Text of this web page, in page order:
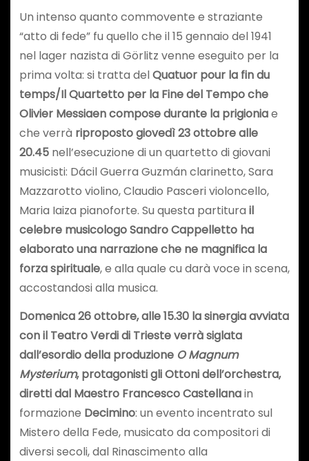
Un intenso quanto commovente e straziante
“atto di fede” fu quello che il 15 gennaio del 1941
nel lager nazista di Görlitz venne eseguito per la
prima volta: si tratta delQuatuor pour la fin du
temps/Il Quartetto per la Fine del Tempo che
Olivier Messiaen compose durante la prigioniae
che verrà riproposto giovedì 23 ottobre alle
20.45nell’esecuzione di un quartetto di giovani
musicisti: Dácil Guerra Guzmán clarinetto, Sara
Mazzarotto violino, Claudio Pasceri violoncello,
Maria Iaiza pianoforte. Su questa partitura il
celebre musicologo Sandro Cappelletto ha
elaborato una narrazione che ne magnifica la
forza spirituale, e alla quale cu darà voce in scena,
accostandosi alla musica.
Domenica 26 ottobre, alle 15.30 la sinergia avviata
con il Teatro Verdi di Trieste verrà siglata
dall’esordio della produzione O Magnum
Mysterium, protagonisti gli Ottoni dell’orchestra,
diretti dal Maestro Francesco Castellanain
formazione Decimino: un evento incentrato sul
Mistero della Fede, musicato da compositori di
diversi secoli, dal Rinascimento alla